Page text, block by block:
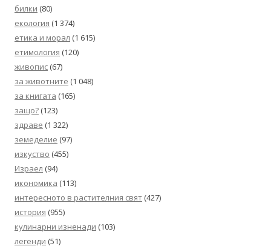
билки (80)
екология (1 374)
етика и морал (1 615)
етимология (120)
живопис (67)
за животните (1 048)
за книгата (165)
защо? (123)
здраве (1 322)
земеделие (97)
изкуство (455)
Израел (94)
икономика (113)
интересното в растителния свят (427)
история (955)
кулинарни изненади (103)
легенди (51)